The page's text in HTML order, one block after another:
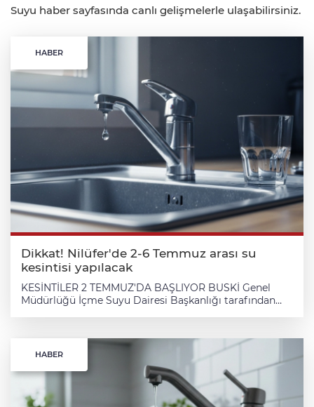
Suyu haber sayfasında canlı gelişmelerle ulaşabilirsiniz.
HABER
Dikkat! Nilüfer'de 2-6 Temmuz arası su
kesintisi yapılacak
KESİNTİLER 2 TEMMUZ'DA BAŞLIYOR BUSKİ Genel
Müdürlüğü İçme Suyu Dairesi Başkanlığı tarafından
geçilmesi hedefleniyor. Altyapı iyileştirme çalışmaları
nedeniyle Nilüfer ilçesine bağlı Çamlıca Mahallesi,
Kültür Mahallesi ve bu bölgelerin civarında su
kesintileri yaşanacak. 09.00 - 17.00 SAATLERİNE
DİKKAT! Yetkililer tarafından yapılan açıklamaya göre
kesintiler, 02 Temmuz 2026 Perşembe gününden
HABER